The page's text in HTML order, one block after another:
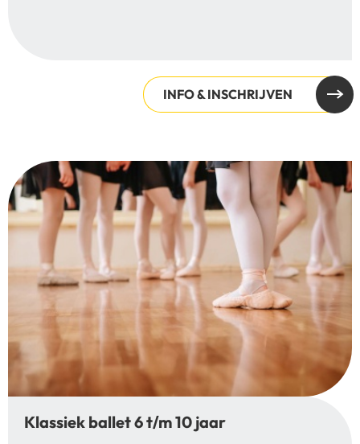
INFO & INSCHRIJVEN
Klassiek ballet 6 t/m 10 jaar